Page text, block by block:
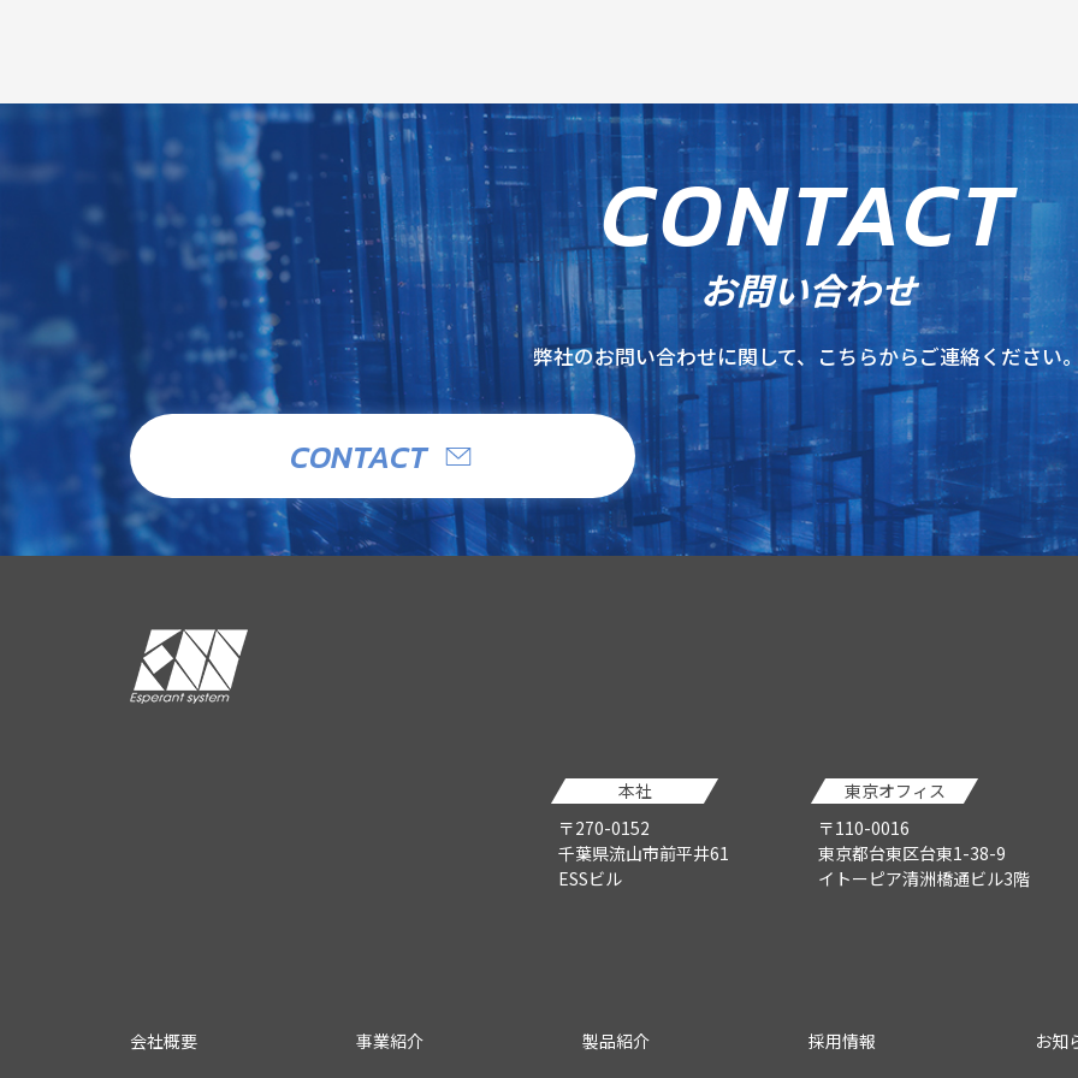
CONTACT
お問い合わせ
弊社のお問い合わせに関して、こちらからご連絡ください
CONTACT
本社
〒270-0152
千葉県流山市前平井61
ESSビル
東京オフィス
〒110-0016
東京都台東区台東1-38-9
イトーピア清洲橋通ビル3階
会社概要 事業紹介 製品紹介 採用情報 お知